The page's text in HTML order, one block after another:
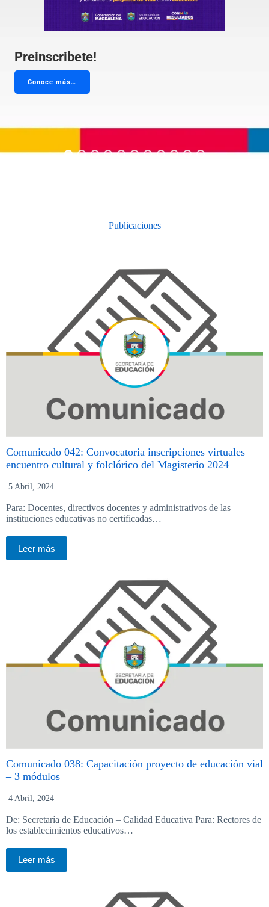
Preinscribete!
Conoce más…
Publicaciones
Comunicado 042: Convocatoria inscripciones virtuales
encuentro cultural y folclórico del Magisterio 2024
5 Abril, 2024
Para: Docentes, directivos docentes y administrativos de las
instituciones educativas no certificadas…
Leer más
Comunicado 038: Capacitación proyecto de educación vial
– 3 módulos
4 Abril, 2024
De: Secretaría de Educación – Calidad Educativa Para: Rectores de
los establecimientos educativos…
Leer más